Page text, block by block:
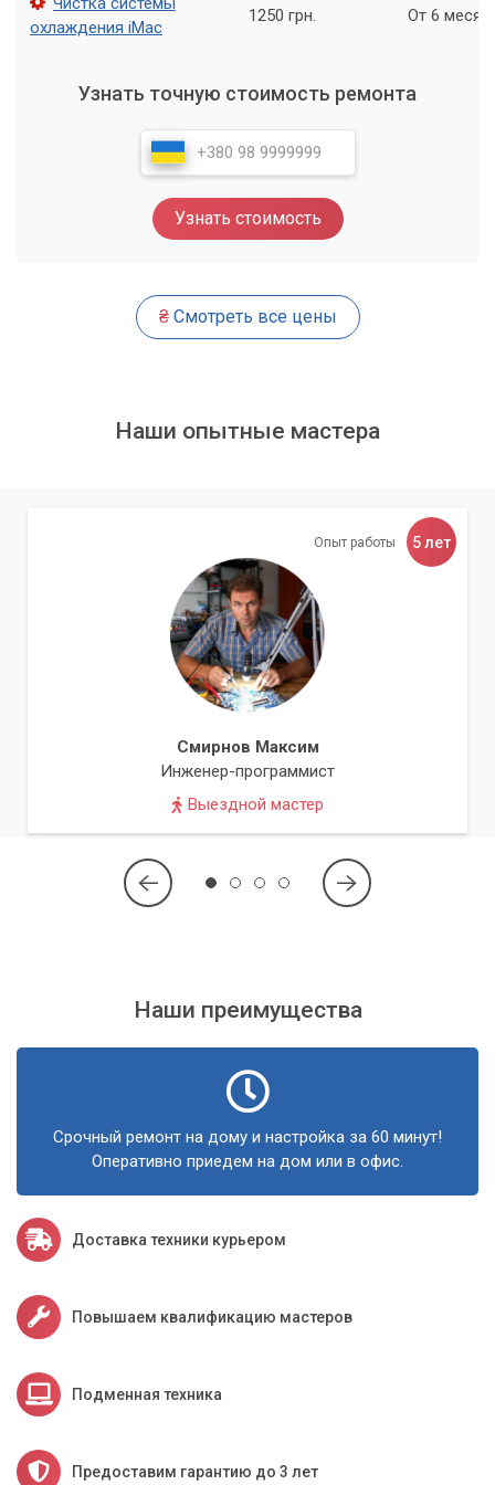
Если у вас есть проблемы с компьютером или ноутбуком,
«Компьютерный Мастер» у метро Осокорки. Мы
также высококачественное обслуживание.
начиная от ремонта и обслуживания до консультаций и
обучения работе с компьютером.
охлаждения iMac
1250 грн. От 6
Узнать точную стоимость ремонта
Узнать стоимость
₴Смотреть все цены
Наши опытные мастера
Опыт работы 5 лет
Смирнов Максим
Инженер-программист
Выездной мастер
Наши преимущества
Срочный ремонт на дому и настройка за 60 минут!
Оперативно приедем на дом или в офис.
Доставка техники курьером
Повышаем квалификацию мастеров
Подменная техника
Предоставим гарантию до 3 лет